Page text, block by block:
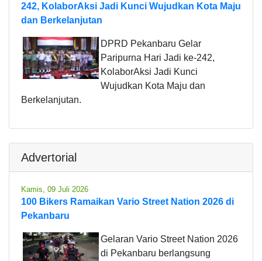
242, KolaborAksi Jadi Kunci Wujudkan Kota Maju
dan Berkelanjutan
DPRD Pekanbaru Gelar
Paripurna Hari Jadi ke-242,
KolaborAksi Jadi Kunci
Wujudkan Kota Maju dan
Berkelanjutan.
Advertorial
Kamis, 09 Juli 2026
100 Bikers Ramaikan Vario Street Nation 2026 di
Pekanbaru
Gelaran Vario Street Nation 2026
di Pekanbaru berlangsung